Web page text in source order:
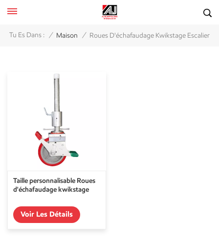
Tu Es Dans : / Maison / Roues D'échafaudage Kwikstage Escalier
Taille personnalisable Roues
d'échafaudage kwikstage
Voir Les Détails